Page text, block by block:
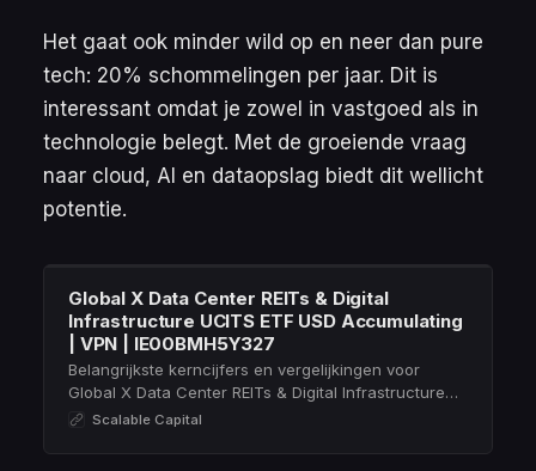
Het gaat ook minder wild op en neer dan pure
tech: 20% schommelingen per jaar. Dit is
interessant omdat je zowel in vastgoed als in
technologie belegt. Met de groeiende vraag
naar cloud, AI en dataopslag biedt dit wellicht
potentie.
Global X Data Center REITs & Digital
Infrastructure UCITS ETF USD Accumulating
| VPN | IE00BMH5Y327
Belangrijkste kerncijfers en vergelijkingen voor
Global X Data Center REITs & Digital Infrastructure
UCITS ETF USD Accumulating (VPN | IE00BMH5Y327)
Scalable Capital